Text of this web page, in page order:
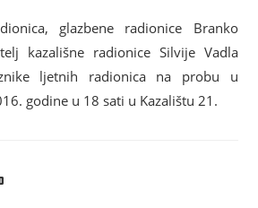
glazbene radionice Branko
kazališne radionice Silvije Vadla
ljetnih radionica na probu u
godine u 18 sati u Kazalištu 21.